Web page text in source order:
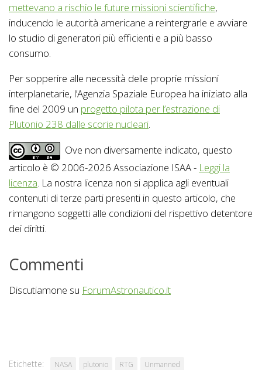
mettevano a rischio le future missioni scientifiche,
inducendo le autorità americane a reintergrarle e avviare
lo studio di generatori più efficienti e a più basso
consumo.
Per sopperire alle necessità delle proprie missioni
interplanetarie, l’Agenzia Spaziale Europea ha iniziato alla
fine del 2009 un progetto pilota per l’estrazione di
Plutonio 238 dalle scorie nucleari.
Ove non diversamente indicato, questo
articolo è © 2006-2026 Associazione ISAA - Leggi la
licenza. La nostra licenza non si applica agli eventuali
contenuti di terze parti presenti in questo articolo, che
rimangono soggetti alle condizioni del rispettivo detentore
dei diritti.
Commenti
Discutiamone su ForumAstronautico.it
Etichette: NASA plutonio RTG Unmanned